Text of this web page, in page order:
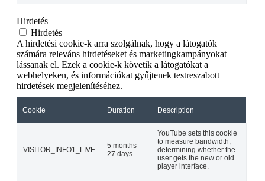
Hirdetés
Hirdetés
A hirdetési cookie-k arra szolgálnak, hogy a látogatók
számára releváns hirdetéseket és marketingkampányokat
lássanak el. Ezek a cookie-k követik a látogatókat a
webhelyeken, és információkat gyűjtenek testreszabott
hirdetések megjelenítéséhez.
Cookie Duration Description
VISITOR_INFO1_LIVE
5 months
27 days
YouTube sets this cookie
to measure bandwidth,
determining whether the
user gets the new or old
player interface.